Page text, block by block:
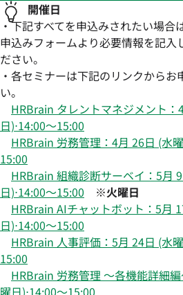
開催日
・下記すべてを申込みされたい場合
申込みフォームより必要情報を記入
ださい。
・各セミナーは下記のリンクからお
い。
HRBrain タレントマネジメント：
日)⋅14:00～15:00
HRBrain 労務管理：4月 26日 (水
15:00
HRBrain 組織診断サーベイ：5月
日)⋅14:00～15:00 ※火曜日
HRBrain AIチャットボット：5月
日)⋅14:00～15:00
HRBrain 人事評価：5月 24日 (水
15:00
HRBrain 労務管理 〜各機能詳細
曜日)⋅14:00～15:00